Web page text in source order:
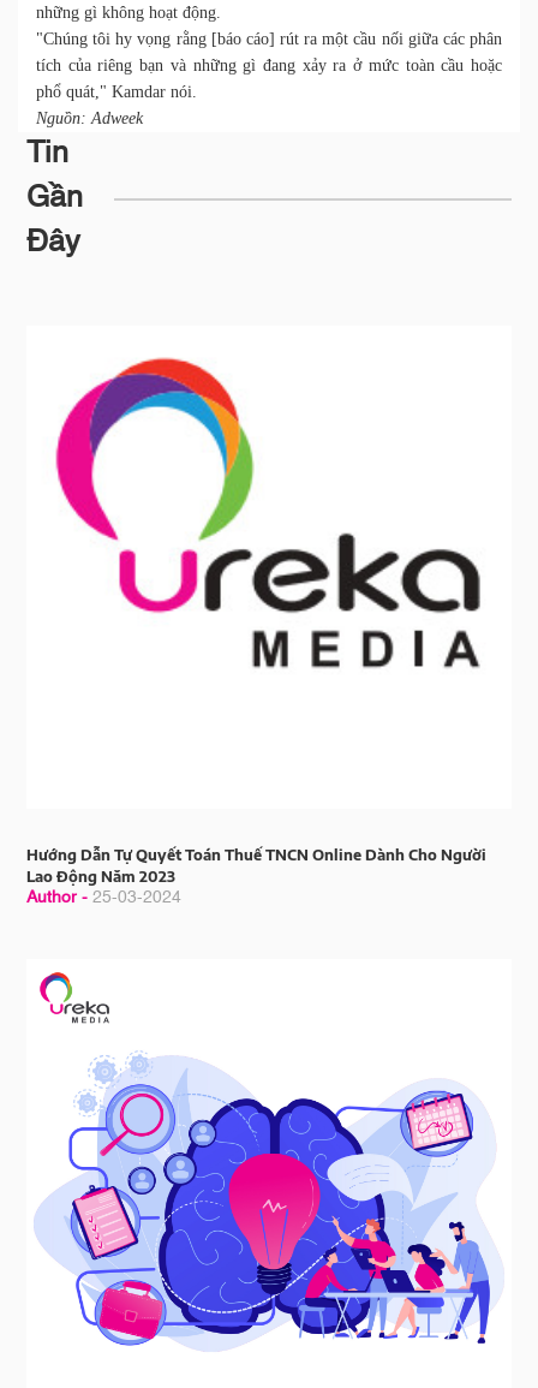
những gì không hoạt động.
"Chúng tôi hy vọng rằng [báo cáo] rút ra một cầu nối giữa các phân
tích của riêng bạn và những gì đang xảy ra ở mức toàn cầu hoặc
phổ quát," Kamdar nói.
Nguồn: Adweek
Tin
Gần
Đây
Hướng Dẫn Tự Quyết Toán Thuế TNCN Online Dành Cho Người
Lao Động Năm 2023
Author -25-03-2024